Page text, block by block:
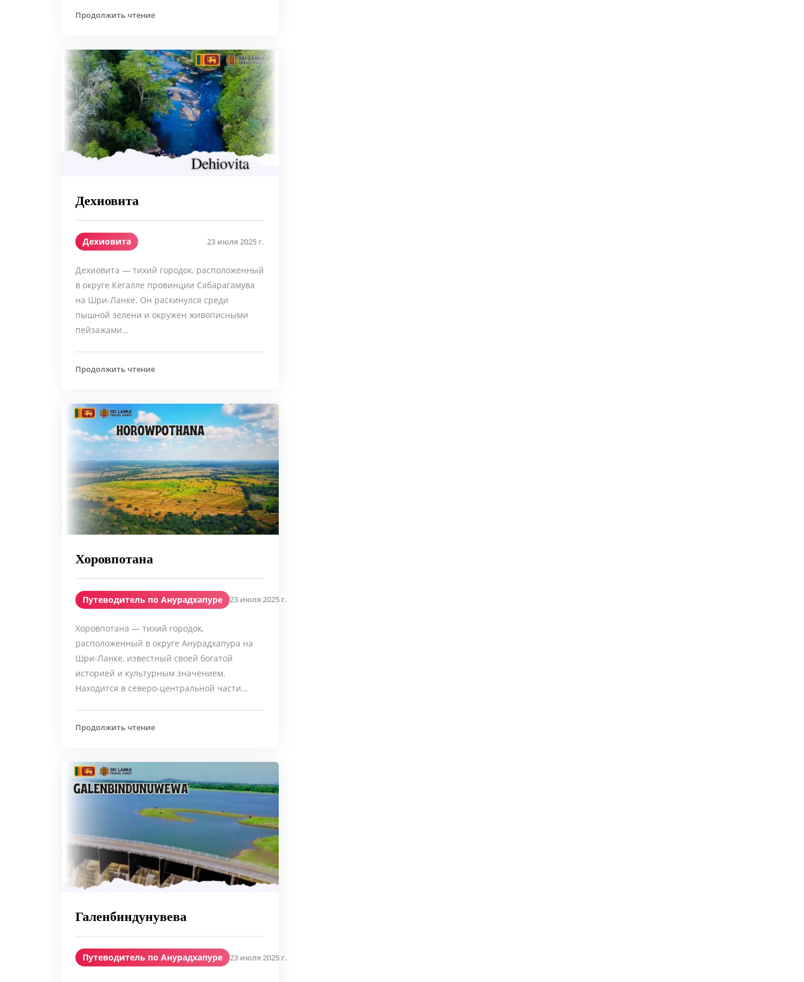
Продолжить чтение
Дехиовита
Дехиовита 23 июля 2025 г.
Дехиовита — тихий городок, расположенный
в округе Кегалле провинции Сабарагамува
на Шри-Ланке. Он раскинулся среди
пышной зелени и окружен живописными
пейзажами…
Продолжить чтение
Хоровпотана
Путеводитель по Анурадхапуре 23 июля 2025 г.
Хоровпотана — тихий городок,
расположенный в округе Анурадхапура на
Шри-Ланке, известный своей богатой
историей и культурным значением.
Находится в северо-центральной части…
Продолжить чтение
Галенбиндунувева
Путеводитель по Анурадхапуре 23 июля 2025 г.